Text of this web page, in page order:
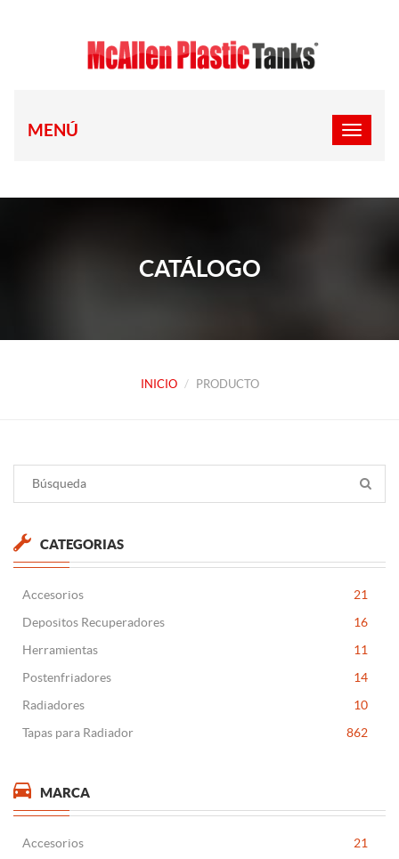
MENÚ
CATÁLOGO
INICIO PRODUCTO
CATEGORIAS
Accesorios
21
Depositos Recuperadores
16
Herramientas
11
Postenfriadores
14
Radiadores
10
Tapas para Radiador
862
MARCA
Accesorios
21